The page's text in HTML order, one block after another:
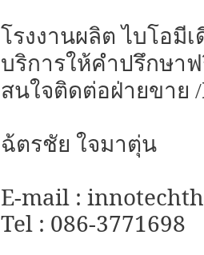
โรงงานผลิต ไบโอมี
บริการให้คำปรึกษา
สนใจติดต่อฝ่ายขาย /
ฉ้ตรชัย ใจมาตุ่น
E-mail :
Tel : 086-3771698